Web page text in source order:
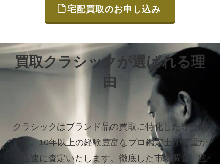
宅配買取のお申し込み
買取クラシックが選ばれる理
由
クラシックはブランド品の買取に特化した専門店
です。10年以上の経験豊富なプロ鑑定士が丁重か
つ迅速に査定いたします。 徹底した市場調査、豊